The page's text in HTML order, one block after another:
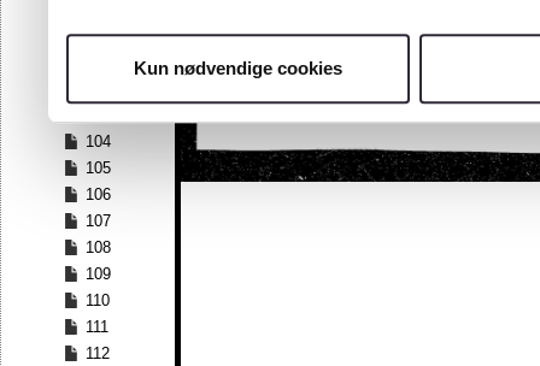
Kun nødvendige cookies
100
104
105
106
107
108
109
110
111
112